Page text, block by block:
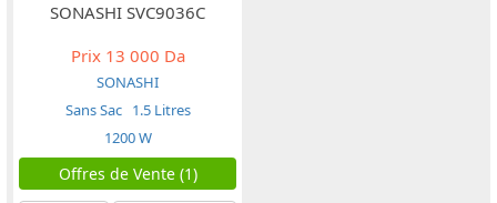
SONASHI SVC9036C
Prix13 000 Da
SONASHI
Sans Sac 1.5 Litres
1200 W
Offres de Vente (1)